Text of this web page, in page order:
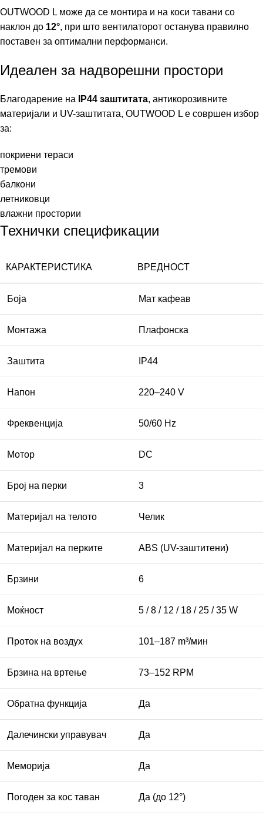
OUTWOOD L може да се монтира и на коси тавани со
наклон до 12°, при што вентилаторот останува правилно
поставен за оптимални перформанси.
Идеален за надворешни простори
Благодарение на IP44 заштитата, антикорозивните
материјали и UV-заштитата, OUTWOOD L е совршен избор
за:
покриени тераси
тремови
балкони
летниковци
влажни простории
Технички спецификации
КАРАКТЕРИСТИКА ВРЕДНОСТ
Боја Мат кафеав
Монтажа Плафонска
Заштита IP44
Напон 220–240 V
Фреквенција 50/60 Hz
Мотор DC
Број на перки 3
Материјал на телото Челик
Материјал на перките ABS (UV-заштитени)
Брзини 6
Моќност 5 / 8 / 12 / 18 / 25 / 35 W
Проток на воздух 101–187 m³/мин
Брзина на вртење 73–152 RPM
Обратна функција Да
Далечински управувач Да
Меморија Да
Погоден за кос таван Да (до 12°)